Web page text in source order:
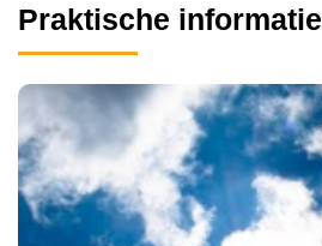
Praktische informatie